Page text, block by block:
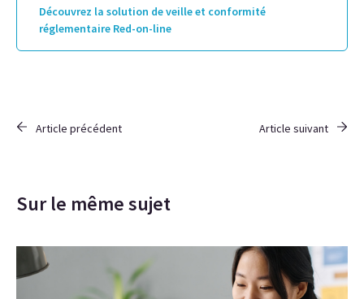
Découvrez la solution de veille et conformité
réglementaire Red-on-line
Article précédent Article suivant
Sur le même sujet